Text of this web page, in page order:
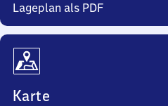
Lageplan als PDF
Karte